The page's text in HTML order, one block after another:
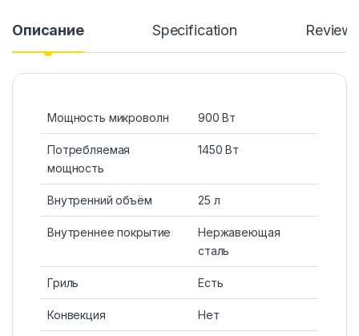
Описание Specification
Мощность микроволн 900 Вт
Потребляемая
мощность
1450 Вт
Внутренний объём 25 л
Внутреннее покрытие
Нержавеющая
сталь
Гриль Есть
Конвекция Нет